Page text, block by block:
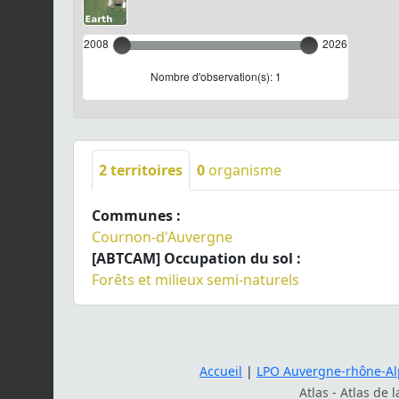
2008 2026
Nombre d'observation(s): 1
2territoires 0 organisme
Communes :
Cournon-d'Auvergne
[ABTCAM] Occupation du sol :
Forêts et milieux semi-naturels
Accueil | LPO Auvergne-rhône-
Atlas - Atlas de